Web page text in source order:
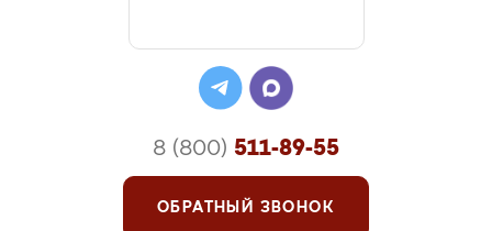
8 (800) 511-89-55
ОБРАТНЫЙ ЗВОНОК